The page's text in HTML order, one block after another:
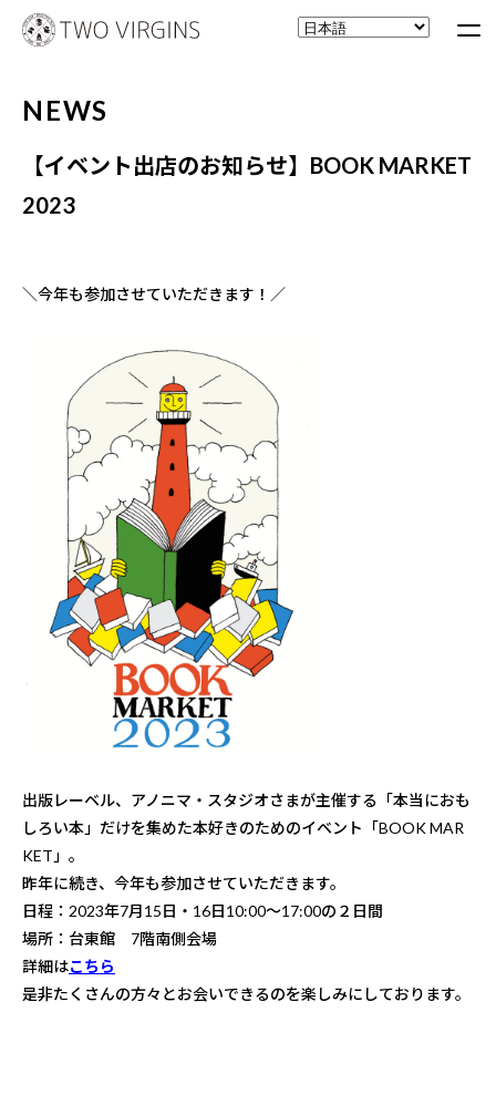
NEWS
【イベント出店のお知らせ】BOOK MARKET
2023
＼今年も参加させていただきます！／
出版レーベル、アノニマ・スタジオさまが主催する「本当におも
しろい本」だけを集めた本好きのためのイベント「BOOK MAR
KET」。
昨年に続き、今年も参加させていただきます。
日程：2023年7月15日・16日10:00～17:00の２日間
場所：台東館 7階南側会場
詳細はこちら
是非たくさんの方々とお会いできるのを楽しみにしております。